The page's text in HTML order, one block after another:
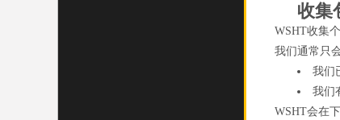
收集
WSHT收集
我们通常只
我们
我们
WSHT会在